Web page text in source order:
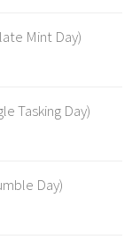
Mint Day)
Tasking Day)
Day)